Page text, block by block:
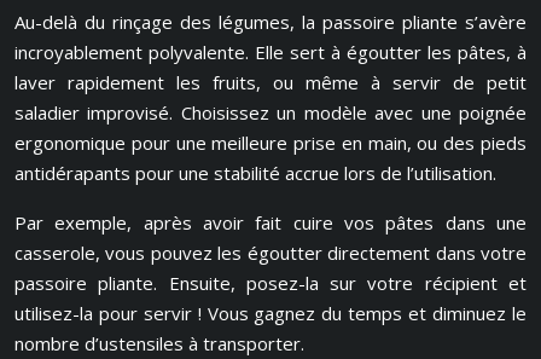
Au-delà du rinçage des légumes, la passoire pliante s’avère
incroyablement polyvalente. Elle sert à égoutter les pâtes, à
laver rapidement les fruits, ou même à servir de petit
saladier improvisé. Choisissez un modèle avec une poignée
ergonomique pour une meilleure prise en main, ou des pieds
antidérapants pour une stabilité accrue lors de l’utilisation.
Par exemple, après avoir fait cuire vos pâtes dans une
casserole, vous pouvez les égoutter directement dans votre
passoire pliante. Ensuite, posez-la sur votre récipient et
utilisez-la pour servir ! Vous gagnez du temps et diminuez le
nombre d’ustensiles à transporter.